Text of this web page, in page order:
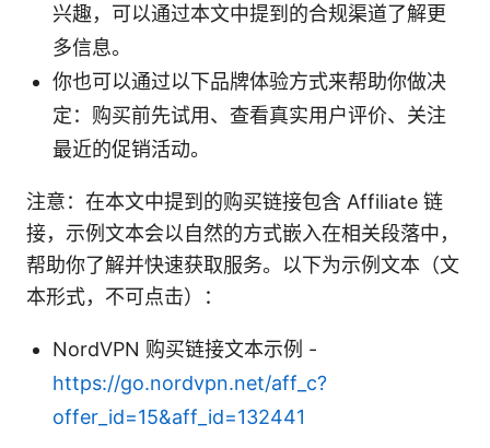
兴趣，可以通过本文中提到的合规渠道了解更
多信息。
你也可以通过以下品牌体验方式来帮助你做决
定：购买前先试用、查看真实用户评价、关注
最近的促销活动。
注意：在本文中提到的购买链接包含 Affiliate 链
接，示例文本会以自然的方式嵌入在相关段落中，
帮助你了解并快速获取服务。以下为示例文本（文
本形式，不可点击）：
NordVPN 购买链接文本示例 -
https://go.nordvpn.net/aff_c?
offer_id=15&aff_id=132441